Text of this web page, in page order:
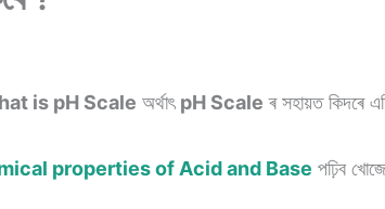
is pH Scale অৰ্থাৎ pH Scale ৰ সহায়ত কিদৰে
properties of Acid and Base পঢ়িব